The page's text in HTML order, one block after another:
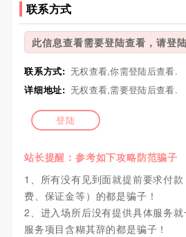
联系方式
此信息查看需要登陆查看，请登
联系方式: 无权查看,你需登陆后查看.
详细地址: 无权查看,需要登陆后查看.
登陆
站长提醒：参考如下攻略防范骗子
1、所有没有见到面就提前要求付
费、保证金等）的都是骗子！
2、进入场所后没有提供具体服务
服务项目含糊其辞的都是骗子！